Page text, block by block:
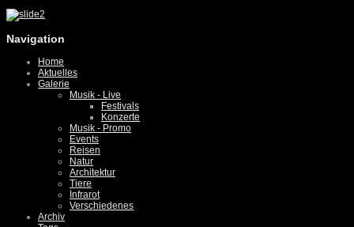
Navigation
Home
Aktuelles
Galerie
Musik - Live
Festivals
Konzerte
Musik - Promo
Events
Reisen
Natur
Architektur
Tiere
Infrarot
Verschiedenes
Archiv